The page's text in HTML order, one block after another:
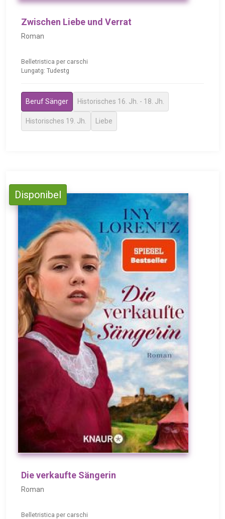
Zwischen Liebe und Verrat
Roman
Belletristica per carschi
Lungatg: Tudestg
Beruf Sänger Historisches 16. Jh. - 18. Jh.
Historisches 19. Jh. Liebe
Disponibel
Die verkaufte Sängerin
Roman
Belletristica per carschi